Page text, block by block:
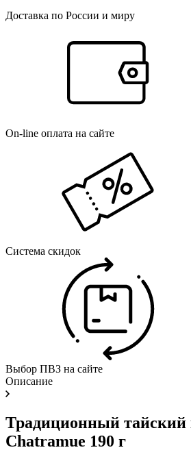
Доставка по России и миру
On-line оплата на сайте
Система скидок
Выбор ПВЗ на сайте
Описание
Традиционный
Chatramue 190 г